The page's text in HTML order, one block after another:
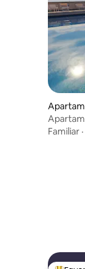
no
Familiar ·